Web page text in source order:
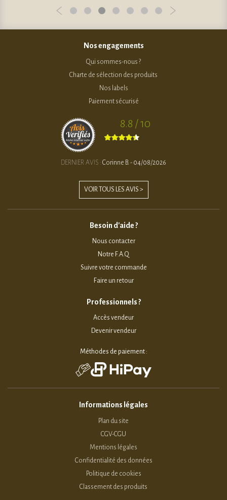
Nos engagements
Qui sommes-nous ?
Charte de sélection des produits
Nos labels
Paiement sécurisé
8.8 / 10
DERNIER AVIS : Corinne B. - 04/08/2026
VOIR TOUS LES AVIS >
Besoin d'aide ?
Nous contacter
Notre F.A.Q
Suivre votre commande
Faire un retour
Professionnels ?
Accès vendeur
Devenir vendeur
Méthodes de paiement :
Informations légales
Plan du site
CGV-CGU
Mentions légales
Confidentialité des données
Politique de cookies
Classement des produits